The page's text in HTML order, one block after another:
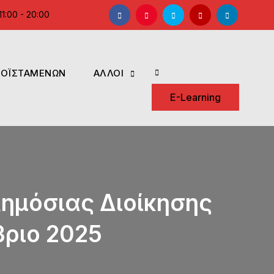
- 20:00 FacebookInstagramTwitter YouTubeLinkedIn
ΑΛΛΟΙ Search
E-Learning
Διοίκησης
2025